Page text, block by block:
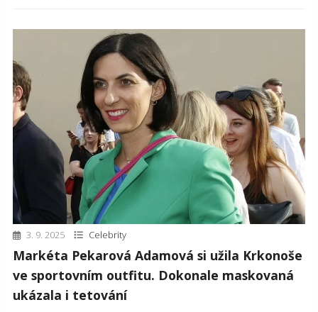
3. 9. 2025 Celebrity
Markéta Pekarová Adamová si užila Krkonoše
ve sportovním outfitu. Dokonale maskovaná
ukázala i tetování